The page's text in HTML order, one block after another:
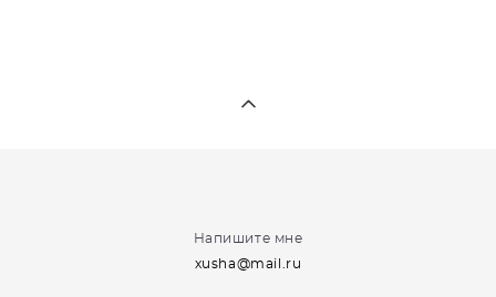
Напишите мне
xusha@mail.ru